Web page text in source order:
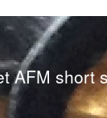
AFM short